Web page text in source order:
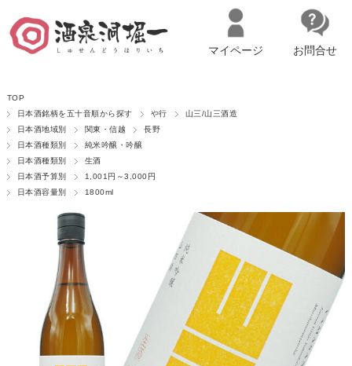
マイページへログイン
マイページ お問合せ
TOP
日本酒銘柄を五十音順から探す
や行
山三/山三酒造
日本酒地域別
関東・信越
長野
日本酒種類別
純米吟醸・吟醸
日本酒種類別
生酒
日本酒予算別
1,001円～3,000円
日本酒容量別
1800ml